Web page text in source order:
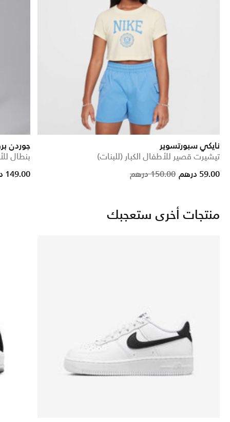
نايكي سبورتسوير
تيشيرت قصير للأطفال الكبار (للبنات)
Price reduced
150.00 درهم to 59.00 درهم
جوردن
بنطال
reduced from
to
149.00 درهم
منتجات أخرى ستعجبك